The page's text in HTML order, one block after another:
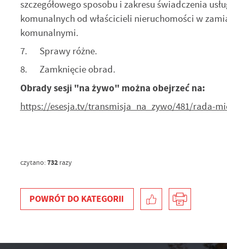
szczegółowego sposobu i zakresu świadczenia
komunalnych od właścicieli nieruchomości w
komunalnymi.
7. Sprawy różne.
8. Zamknięcie obrad.
Obrady sesji "na żywo" można obejrzeć na:
https://esesja.tv/transmisja_na_zywo/481/rada-
czytano:732razy
POWRÓT DO KATEGORII